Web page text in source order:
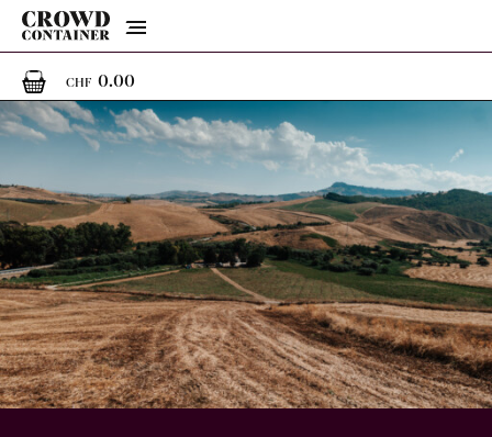
Menu
CHF 0.000 Artikel im Warenkorb